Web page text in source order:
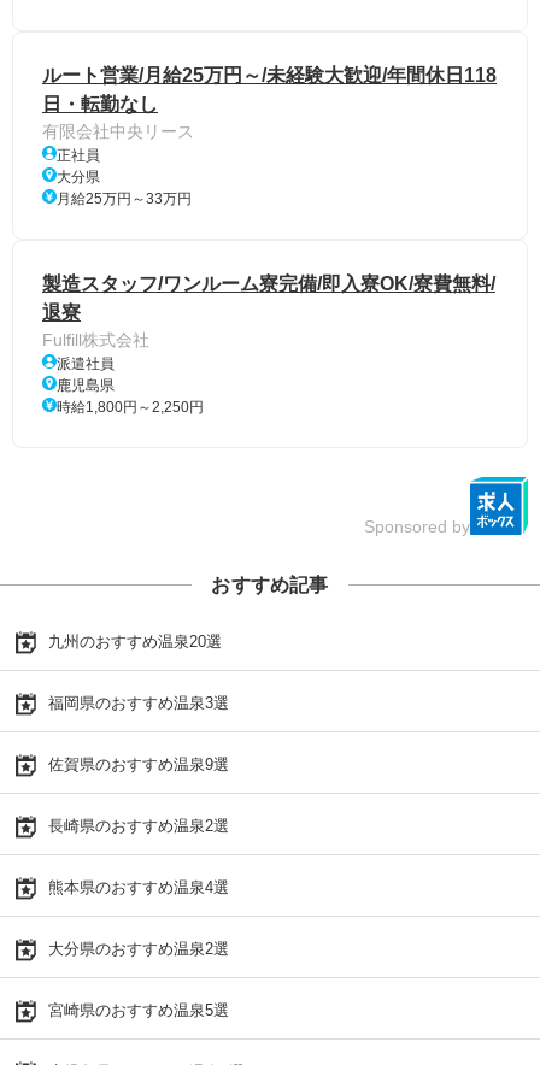
ルート営業/月給25万円～/未経験大歓迎/年間休日118
日・転勤なし
有限会社中央リース
正社員
大分県
月給25万円～33万円
製造スタッフ/ワンルーム寮完備/即入寮OK/寮費無料/
退寮
Fulfill株式会社
派遣社員
鹿児島県
時給1,800円～2,250円
Sponsored by
おすすめ記事
九州のおすすめ温泉20選
福岡県のおすすめ温泉3選
佐賀県のおすすめ温泉9選
長崎県のおすすめ温泉2選
熊本県のおすすめ温泉4選
大分県のおすすめ温泉2選
宮崎県のおすすめ温泉5選